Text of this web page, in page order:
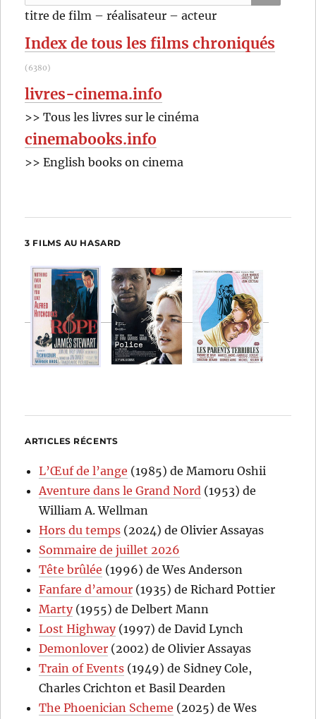
pour
:
titre de film – réalisateur – acteur
Index de tous les films chroniqués
(6380)
livres-cinema.info
>> Tous les livres sur le cinéma
cinemabooks.info
>> English books on cinema
3 FILMS AU HASARD
ARTICLES RÉCENTS
L’Œuf de l’ange (1985) de Mamoru Oshii
Aventure dans le Grand Nord (1953) de
William A. Wellman
Hors du temps (2024) de Olivier Assayas
Sommaire de juillet 2026
Tête brûlée (1996) de Wes Anderson
Fanfare d’amour (1935) de Richard Pottier
Marty(1955) de Delbert Mann
Lost Highway(1997) de David Lynch
Demonlover (2002) de Olivier Assayas
Train of Events (1949) de Sidney Cole,
Charles Crichton et Basil Dearden
The Phoenician Scheme (2025) de Wes